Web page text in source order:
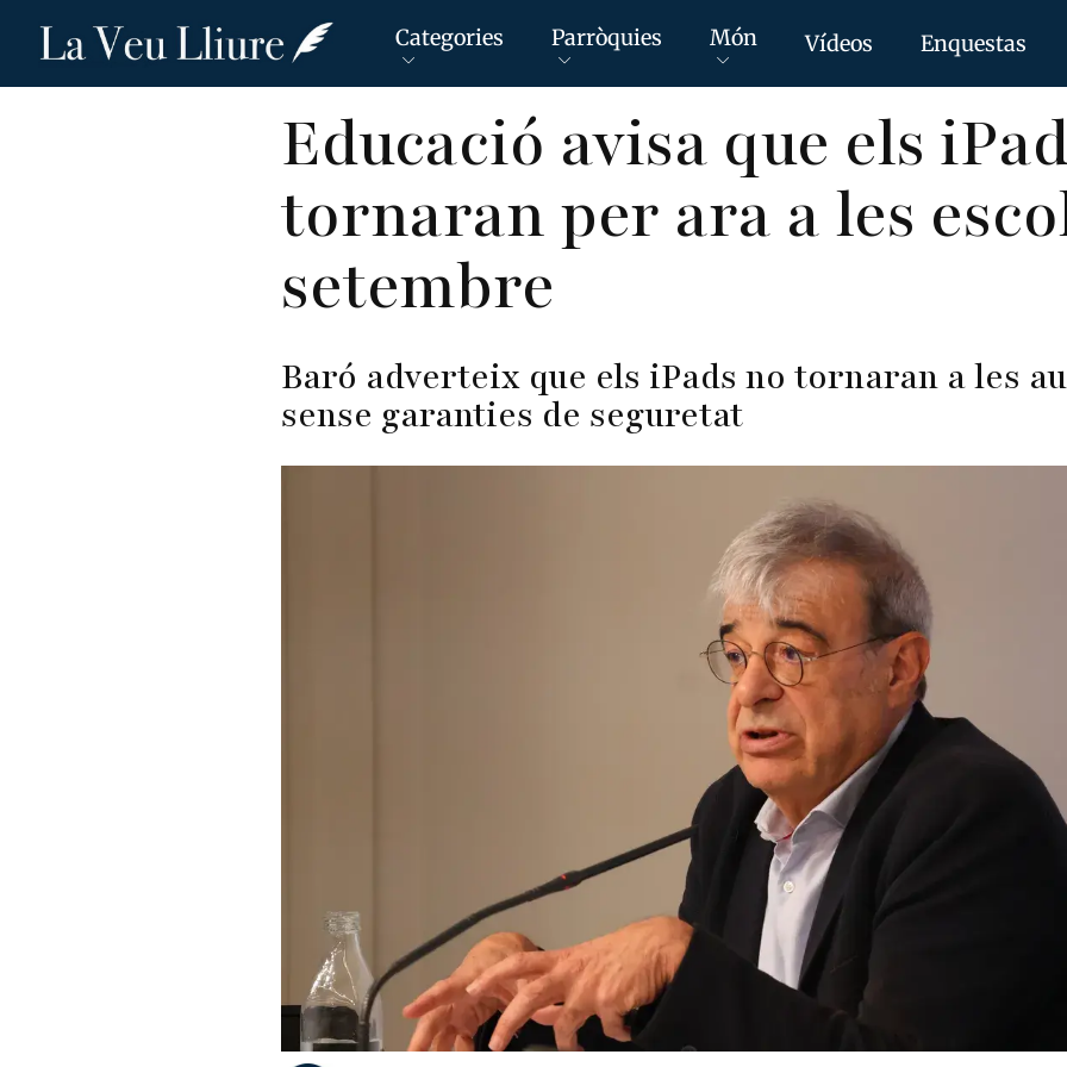
Vés
Categories Parròquies Món Vídeos Enquestas
Educació avisa que els
tornaran per ara a les
setembre
Baró adverteix que els iPads no tornaran a les
sense garanties de seguretat